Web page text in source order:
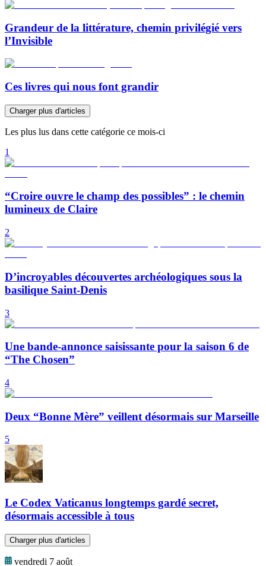
Grandeur de la littérature, chemin privilégié vers
l’Invisible
Ces livres qui nous font grandir
Charger plus d'articles
Les plus lus dans cette catégorie ce mois-ci
1
“Croire ouvre le champ des possibles” : le chemin
lumineux de Claire
2
D’incroyables découvertes archéologiques sous la
basilique Saint-Denis
3
Une bande-annonce saisissante pour la saison 6 de
“The Chosen”
4
Deux “Bonne Mère” veillent désormais sur Marseille
5
Le Codex Vaticanus longtemps gardé secret,
désormais accessible à tous
Charger plus d'articles
vendredi 7 août